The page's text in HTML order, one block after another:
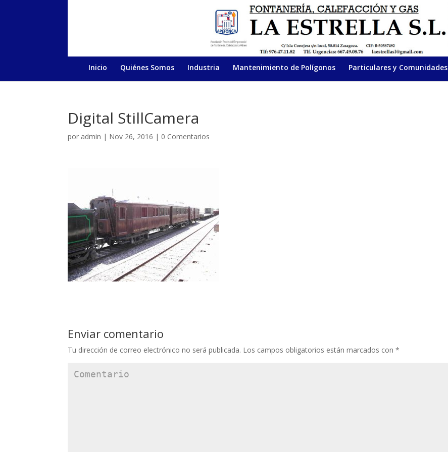
Inicio Quiénes Somos Industria Mantenimiento de Polígonos Particulares y Comunidades
Digital StillCamera
por admin | Nov 26, 2016 | 0 Comentarios
Enviar comentario
Tu dirección de correo electrónico no será publicada. Los campos obligatorios están marcados con*